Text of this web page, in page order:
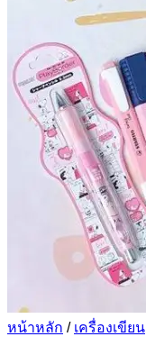
หน้าหลัก / เครื่องเขียน